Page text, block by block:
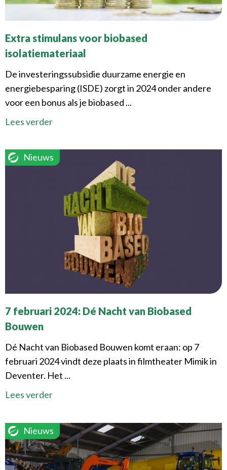
Extra stimulans voor biobased
isolatiemateriaal
De investeringssubsidie duurzame energie en
energiebesparing (ISDE) zorgt in 2024 onder andere
voor een bonus als je biobased ...
Lees verder
Nieuws
7 februari 2024: Dé Nacht van Biobased
Bouwen
Dé Nacht van Biobased Bouwen komt eraan: op 7
februari 2024 vindt deze plaats in filmtheater Mimik in
Deventer. Het ...
Lees verder
Nieuws